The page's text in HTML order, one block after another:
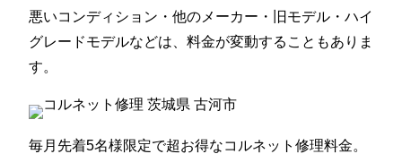
悪いコンディション・他のメーカー・旧モデル・ハイ
グレードモデルなどは、料金が変動することもありま
す。
毎月先着5名様限定で超お得なコルネット修理料金。